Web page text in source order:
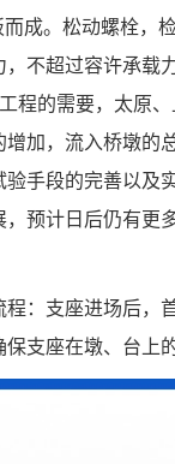
成。松动螺栓，
不超过容许承载
程的需要，太原
加，流入桥墩的
手段的完善以及
预计日后仍有更
：支座进场后，
支座在墩、台上